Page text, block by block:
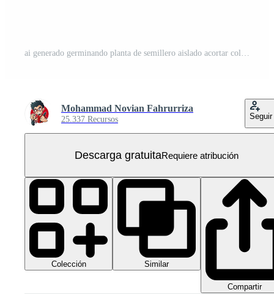
ai generado germinando planta de semillero aislado acortar colección PNG Gratis
Mohammad Novian Fahrurriza
25.337 Recursos Seguir
Descarga gratuitaRequiere atribución
Colección Similar
Compartir